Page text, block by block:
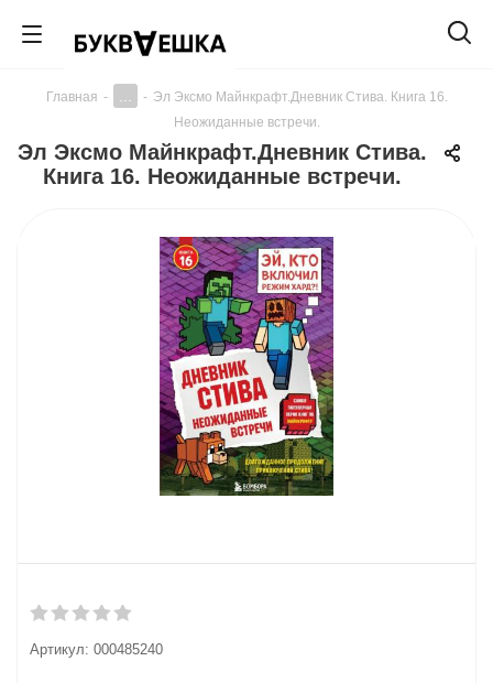
Главная - - Эл Эксмо Майнкрафт.Дневник Стива. Книга 16.
Неожиданные встречи.
Эл Эксмо Майнкрафт.Дневник Стива.
Книга 16. Неожиданные встречи.
Артикул: 000485240